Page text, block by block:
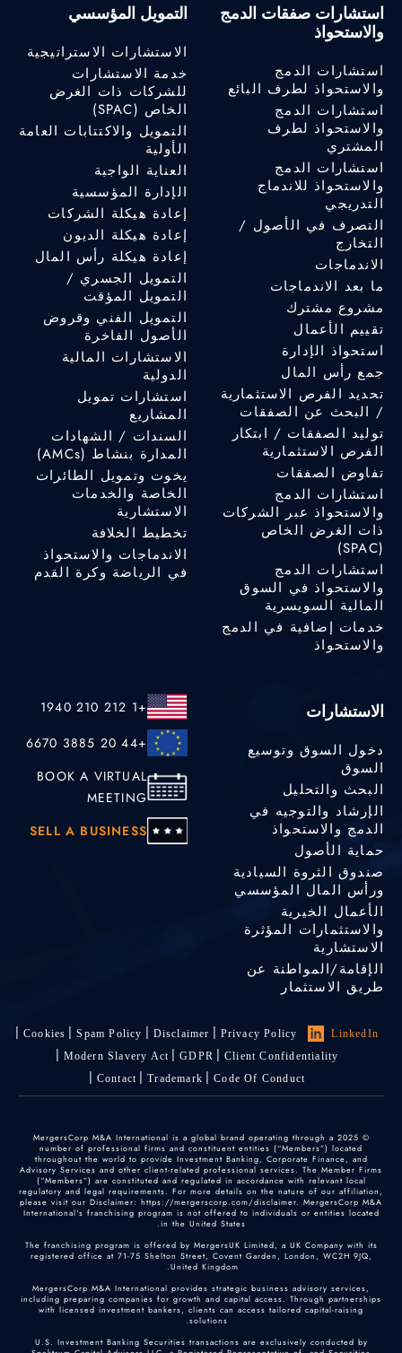
استشارات صفقات الدمج
والاستحواذ
استشارات الدمج
والاستحواذ لطرف البائع
استشارات الدمج
والاستحواذ لطرف
المشتري
استشارات الدمج
والاستحواذ للاندماج
التدريجي
التصرف في الأصول /
التخارج
الاندماجات
ما بعد الاندماجات
مشروع مشترك
تقييم الأعمال
استحواذ الإدارة
جمع رأس المال
تحديد الفرص الاستثمارية
/ البحث عن الصفقات
توليد الصفقات / ابتكار
الفرص الاستثمارية
تفاوض الصفقات
استشارات الدمج
والاستحواذ عبر الشركات
ذات الغرض الخاص
(SPAC)
استشارات الدمج
والاستحواذ في السوق
المالية السويسرية
خدمات إضافية في الدمج
والاستحواذ
التمويل المؤسسي
الاستشارات الاستراتيجية
خدمة الاستشارات
للشركات ذات الغرض
الخاص (SPAC)
التمويل والاكتتابات العامة
الأولية
العناية الواجبة
الإدارة المؤسسية
إعادة هيكلة الشركات
إعادة هيكلة الديون
إعادة هيكلة رأس المال
التمويل الجسري /
التمويل المؤقت
التمويل الفني وقروض
الأصول الفاخرة
الاستشارات المالية
الدولية
استشارات تمويل
المشاريع
السندات / الشهادات
المدارة بنشاط (AMCs)
يخوت وتمويل الطائرات
الخاصة والخدمات
الاستشارية
تخطيط الخلافة
الاندماجات والاستحواذ
في الرياضة وكرة القدم
الاستشارات
دخول السوق وتوسيع
السوق
البحث والتحليل
الإرشاد والتوجيه في
الدمج والاستحواذ
حماية الأصول
صندوق الثروة السيادية
ورأس المال المؤسسي
الأعمال الخيرية
والاستثمارات المؤثرة
الاستشارية
الإقامة/المواطنة عن
طريق الاستثمار
+1 212 210 1940
+44 20 3885 6670
BOOK A VIRTUAL
MEETING
SELL A BUSINESS
LinkedIn
Privacy Policy
Disclaimer
Spam Policy
Cookies
Client Confidentiality
GDPR
Modern Slavery Act
Code Of Conduct
Trademark
Contact
© 2025 MergersCorp M&A International is a global brand operating through a
number of professional firms and constituent entities (“Members”) located
throughout the world to provide Investment Banking, Corporate Finance, and
Advisory Services and other client-related professional services. The Member Firms
(“Members”) are constituted and regulated in accordance with relevant local
regulatory and legal requirements. For more details on the nature of our affiliation,
please visit our Disclaimer: https://mergerscorp.com/disclaimer. MergersCorp M&A
International's franchising program is not offered to individuals or entities located
in the United States.
The franchising program is offered by MergersUK Limited, a UK Company with its
registered office at 71-75 Shelton Street, Covent Garden, London, WC2H 9JQ,
United Kingdom.
MergersCorp M&A International provides strategic business advisory services,
including preparing companies for growth and capital access. Through partnerships
with licensed investment bankers, clients can access tailored capital-raising
solutions.
U.S. Investment Banking Securities transactions are exclusively conducted by